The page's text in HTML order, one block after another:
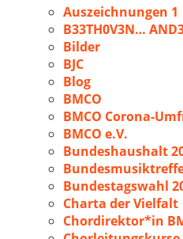
Auszeichnungen 1
B33TH0V3N…
Bilder
BJC
Blog
BMCO
BMCO Corona-
BMCO e.V.
Bundeshaushalt
Bundestagswahl
Charta der Vielfalt
Chordirektor*in